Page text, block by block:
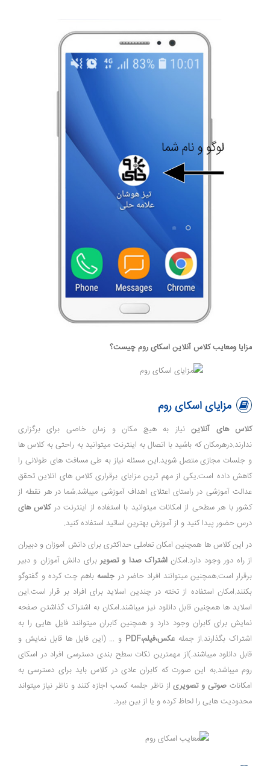
مزایا ومعایب کلاس آنلاین اسکای روم چیست؟
مزایای اسکای روم
کلاسهای آنلایننیاز به هیچ مکان و زمان خاصی برای برگزاری
ندارند.درهرمکان که باشید با اتصال به اینترنت میتوانید به راحتی به کلاس ها
و جلسات مجازی متصل شوید.این مسئله نیاز به طی مسافت های طولانی را
کاهش داده است.یکی از مهم ترین مزایای برقراری کلاس های انلاین تحقق
عدالت آموزشی در راستای اعتلای اهداف آموزشی میباشد.شما در هر نقطه از
کشور با هر سطحی از امکانات میتوانید با استفاده از اینترنت درکلاس های
درس حضور پیدا کنید و از آموزش بهترین اساتید استفاده کنید.
در این کلاس ها همچنین امکان تعاملی حداکثری برای دانش آموزان و دبیران
از راه دور وجود دارد.امکان اشتراک صدا و تصویربرای دانش آموزان و دبیر
برقرار است.همچنین میتوانند افراد حاضر در جلسه باهم چت کرده و گفتوگو
بکنند.امکان استفاده از تخته در چندین اسلاید برای افراد بر قرار است.این
اسلاید ها همچنین قابل دانلود نیز میباشند.امکان به اشتراک گذاشتن صفحه
نمایش برای کابران وجود دارد و همچنین کابران میتوانند فایل هایی را به
اشتراک بگذارند.از جمله عکس،فیلم،PDF
و ... (این فایل ها قابل نمایش و
قابل دانلود میباشند.)از مهمترین نکات سطح بندی دسترسی افراد در اسکای
روم میباشد.به این صورت که کابران عادی در کلاس باید برای دسترسی به
امکانات صوتی و تصویریاز ناظر جلسه کسب اجازه کنند و ناظر نیاز میتواند
محدودیت هایی را لحاظ کرده و یا از بین ببرد.